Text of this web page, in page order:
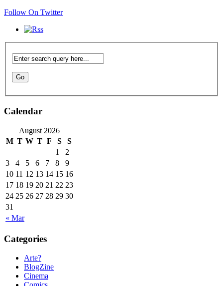
Follow On Twitter
Calendar
August 2026
M T W T F S S
« Mar
1
2
3
4 5 6 7 8
9
10 11 12 13 14 15 16
17 18 19 20 21 22 23
24 25 26 27 28 29 30
31
Categories
Arte?
BlogZine
Cinema